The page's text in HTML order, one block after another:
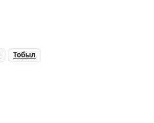
Тобыл